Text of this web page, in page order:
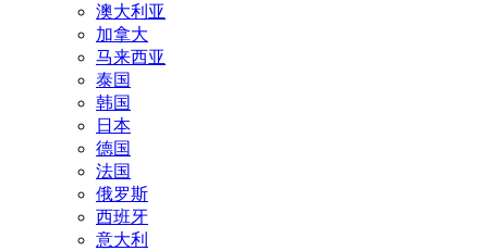
澳大利亚
加拿大
马来西亚
泰国
韩国
日本
德国
法国
俄罗斯
西班牙
意大利